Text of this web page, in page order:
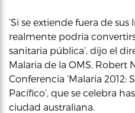
‘Si se extiende fuera de
realmente podría
sanitaria pública’, dijo el
Malaria de la OMS, Robert
Conferencia ‘Malaria 2012:
Pacífico’, que se celebra
ciudad australiana.